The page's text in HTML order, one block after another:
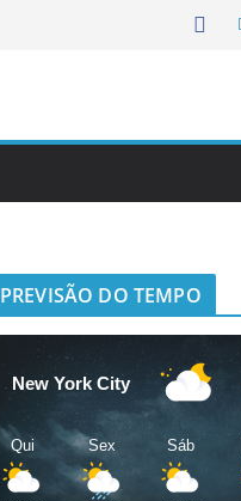
PREVISÃO DO TEMPO
New York City
Qui Sex Sáb